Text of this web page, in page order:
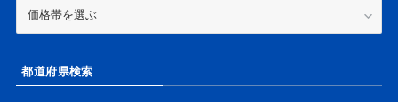
帯
都道府県検索